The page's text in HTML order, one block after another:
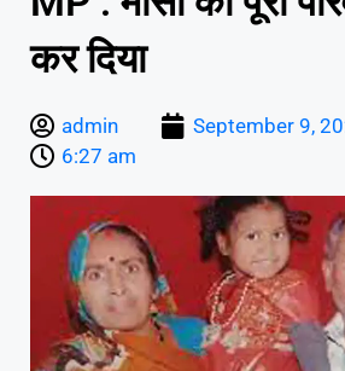
कर दिया
admin
September 9,
6:27 am